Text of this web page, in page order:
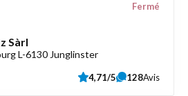
Sàrl
L-6130 Junglinster
Fermé
4,71/5 128Avis